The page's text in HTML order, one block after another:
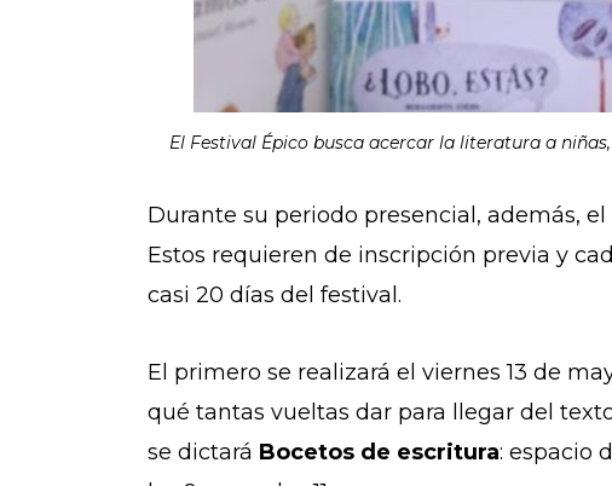
El Festival Épico busca acercar la literatura a
Durante su periodo presencial, además,
Estos requieren de inscripción previa y
casi 20 días del festival.
El primero se realizará el viernes 13 de
qué tantas vueltas dar para llegar del
se dictará Bocetos de escritura: espacio